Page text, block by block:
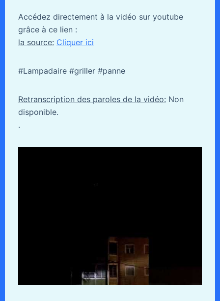
Accédez directement à la vidéo sur youtube
grâce à ce lien :
la source: Cliquer ici
#Lampadaire #griller #panne
Retranscription des paroles de la vidéo: Non
disponible.
.